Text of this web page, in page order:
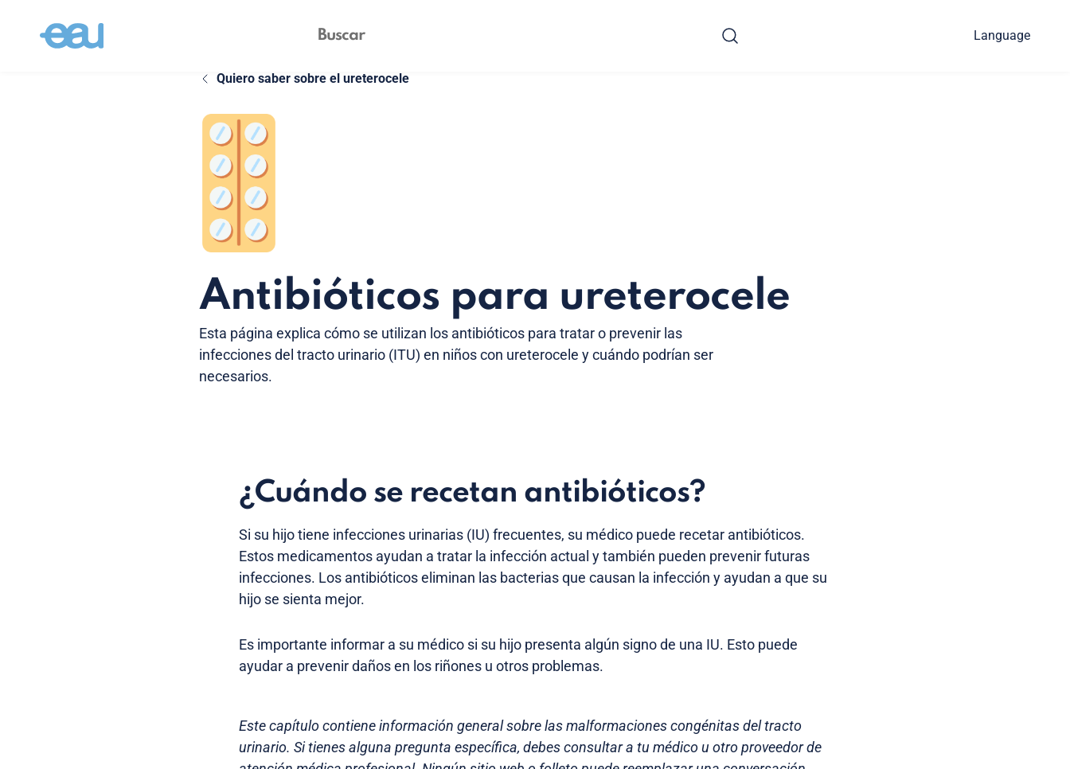
Language
Quiero saber sobre el ureterocele
Antibióticos para ureterocele
Esta página explica cómo se utilizan los antibióticos para tratar o prevenir las
infecciones del tracto urinario (ITU) en niños con ureterocele y cuándo podrían ser
necesarios.
¿Cuándo se recetan antibióticos?
Si su hijo tiene infecciones urinarias (IU) frecuentes, su médico puede recetar antibióticos.
Estos medicamentos ayudan a tratar la infección actual y también pueden prevenir futuras
infecciones. Los antibióticos eliminan las bacterias que causan la infección y ayudan a que su
hijo se sienta mejor.
Es importante informar a su médico si su hijo presenta algún signo de una IU. Esto puede
ayudar a prevenir daños en los riñones u otros problemas.
Este capítulo contiene información general sobre las malformaciones congénitas del tracto
urinario. Si tienes alguna pregunta específica, debes consultar a tu médico u otro proveedor de